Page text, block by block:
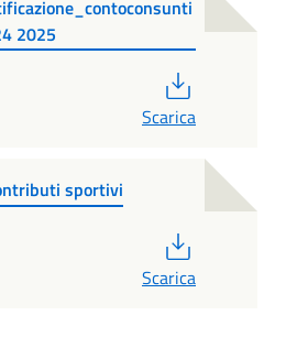
2025
Scarica
sportivi
Scarica